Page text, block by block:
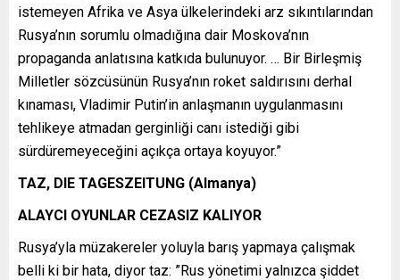
istemeyen Afrika ve Asya ülkelerindeki arz sıkıntılarından
Rusya’nın sorumlu olmadığına dair Moskova’nın
propaganda anlatısına katkıda bulunuyor. … Bir Birleşmiş
Milletler sözcüsünün Rusya’nın roket saldırısını derhal
kınaması, Vladimir Putin’in anlaşmanın uygulanmasını
tehlikeye atmadan gerginliği canı istediği gibi
sürdüremeyeceğini açıkça ortaya koyuyor.”
TAZ, DIE TAGESZEITUNG (Almanya)
ALAYCI OYUNLAR CEZASIZ KALIYOR
Rusya’yla müzakereler yoluyla barış yapmaya çalışmak
belli ki bir hata, diyor taz: ”Rus yönetimi yalnızca şiddet